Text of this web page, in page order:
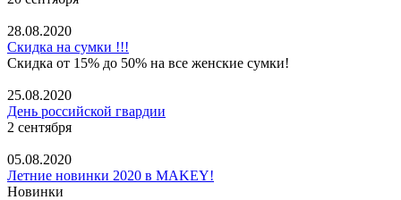
28.08.2020
Скидка на сумки !!!
Скидка от 15% до 50% на все женские сумки!
25.08.2020
День российской гвардии
2 сентября
05.08.2020
Летние новинки 2020 в MAKEY!
Новинки